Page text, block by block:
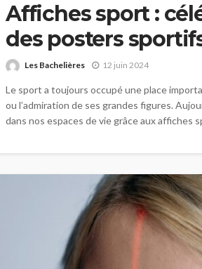
Affiches sport :
des posters
Les Bachelières 12 juin 2024
Le sport a toujours occupé une place
ou l’admiration de ses grandes figures.
dans nos espaces de vie grâce aux affiches